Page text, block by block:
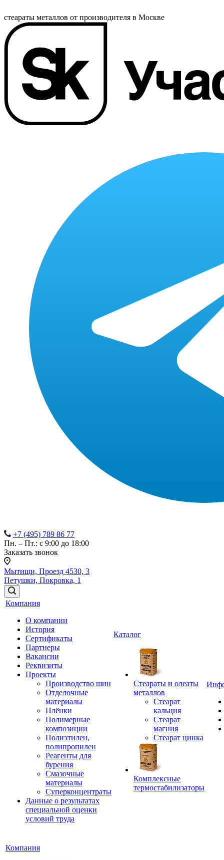
стеараты металлов от производителя в Москве
+7 (495) 789 86 77
Пн. – Пт.: с 9:00 до 18:00
Заказать звонок
Мытищи, Проезд 4530, 3
Петушки, Покровка, 1
Компания
О компании
История
Сертификаты
Партнеры
Вакансии
Реквизиты
Проекты
Производство шин
Отделочные
материалы
Плёнки
Полимерные
композиции
Полиэтилен,
полипропилен
Реагенты для
бурения
Смазочные
материалы
Суперконцентраты
Данные о результатах
специальной оценки
условий труда
Каталог
Стеараты и олеаты
металлов
Стеарат
кальция
Стеарат
магния
Стеарат цинка
Комплексные
термостабилизаторы
Компания